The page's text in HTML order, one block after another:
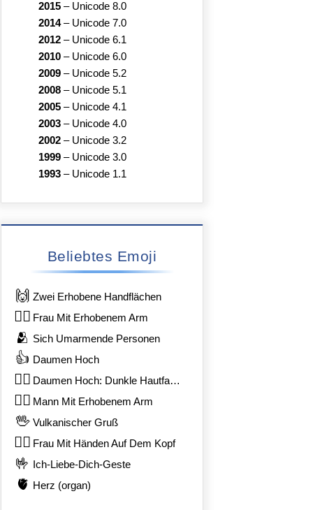
2015 – Unicode 8.0
2014– Unicode 7.0
2012 – Unicode 6.1
2010 – Unicode 6.0
2009 – Unicode 5.2
2008 – Unicode 5.1
2005 – Unicode 4.1
2003 – Unicode 4.0
2002 – Unicode 3.2
1999 – Unicode 3.0
1993 – Unicode 1.1
Beliebtes Emoji
🙌 Zwei Erhobene Handflächen
🙋‍♀️ Frau Mit Erhobenem Arm
🫂 Sich Umarmende Personen
👍 Daumen Hoch
👍🏿 Daumen Hoch: Dunkle Hautfarbe
🙋‍♂️ Mann Mit Erhobenem Arm
🖖 Vulkanischer Gruß
🙆‍♀️ Frau Mit Händen Auf Dem Kopf
🤟 Ich-Liebe-Dich-Geste
🫀 Herz (organ)